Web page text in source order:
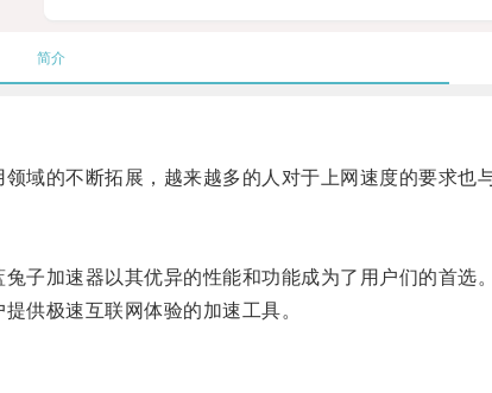
简介
的不断拓展，越来越多的人对于上网速度的要求也与
加速器以其优异的性能和功能成为了用户们的首选。
极速互联网体验的加速工具。